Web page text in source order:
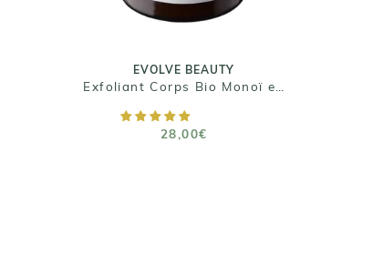
EVOLVE BEAUTY
28,00€
Taille : 180ml
AJOUTER AU PANIER